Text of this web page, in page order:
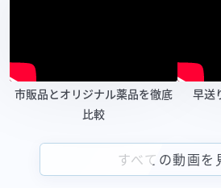
市販品とオリジナル薬品を徹底
比較
早送
すべての動画を